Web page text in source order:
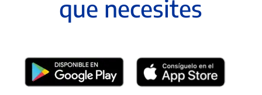
que necesites